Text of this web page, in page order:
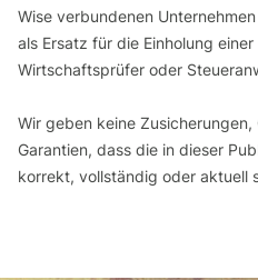
Wise verbundenen
als Ersatz für die Einholung
Wirtschaftsprüfer oder
Wir geben keine
Garantien, dass die in dieser
korrekt, vollständig oder aktuell